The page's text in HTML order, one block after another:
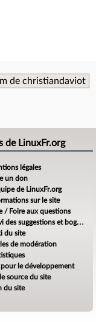
de christiandaviot
de LinuxFr.org
légales
un don
de LinuxFr.org
sur le site
/ Foire aux questions
des suggestions et bogues
du site
de modération
pour le développement
source du site
du site